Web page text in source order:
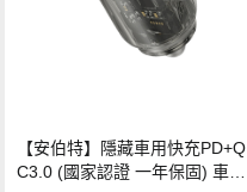
【安伯特】隱藏車用快充PD+Q
C3.0 (國家認證 一年保固) 車充